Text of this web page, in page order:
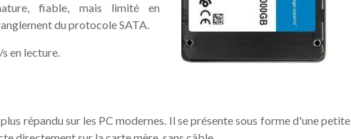
fiable, mais limité en
du protocole SATA.
en lecture.
répandu sur les PC modernes. Il se présente sous forme d'une petite